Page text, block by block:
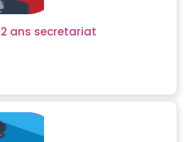
ans secretariat